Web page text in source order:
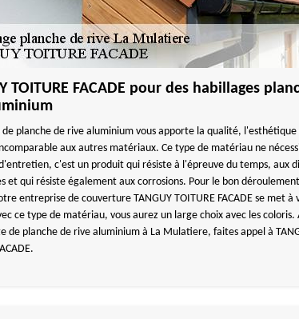
TOITURE FACADE pour des habillages
de planche de rive aluminium vous apporte la qualité,
aux autres matériaux. Ce type de matériau ne
c'est un produit qui résiste à l'épreuve du temps, aux
et qui résiste également aux corrosions. Pour le bon
entreprise de couverture TANGUY TOITURE FACADE se met à
ce type de matériau, vous aurez un large choix avec les coloris.
de planche de rive aluminium à La Mulatiere, faites appel à